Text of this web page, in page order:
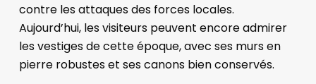
contre les attaques des forces locales.
Aujourd’hui, les visiteurs peuvent encore admirer
les vestiges de cette époque, avec ses murs en
pierre robustes et ses canons bien conservés.